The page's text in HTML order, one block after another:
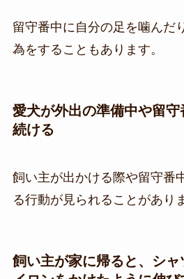
留守番中に自分の足を噛んだ
為をすることもあります。
愛犬が外出の準備中や留守
続ける
飼い主が出かける際や留守番
る行動が見られることがあり
飼い主が家に帰ると、シ